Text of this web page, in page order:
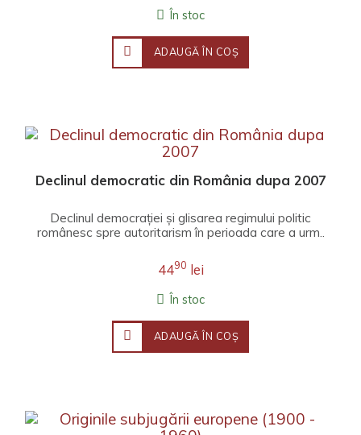
În stoc
ADAUGĂ ÎN COŞ
Declinul democratic din România dupa 2007
Declinul democrației și glisarea regimului politic
românesc spre autoritarism în perioada care a urm..
4490 lei
În stoc
ADAUGĂ ÎN COŞ